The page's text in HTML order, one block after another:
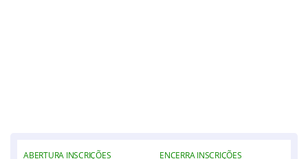
ABERTURA INSCRIÇÕES ENCERRA INSCRIÇÕES